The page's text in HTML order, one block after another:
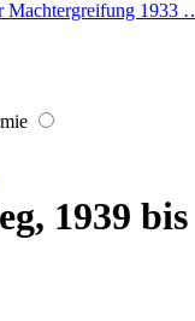
1933
1939 bis